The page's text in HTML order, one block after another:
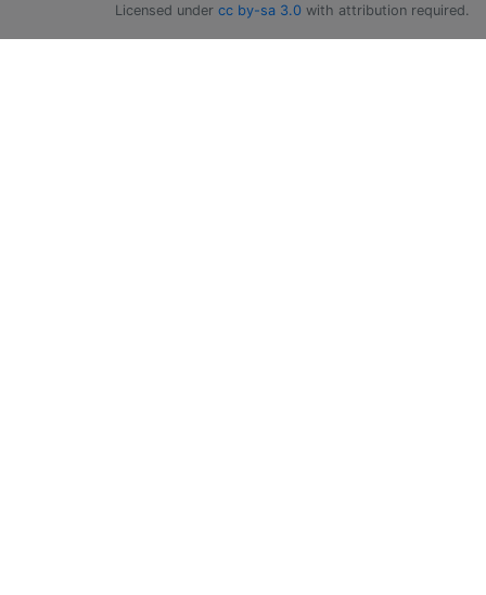
Licensed under cc by-sa 3.0 with attribution required.